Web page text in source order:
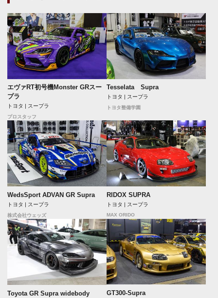
エヴァRT初号機Monster GRスー
プラ
トヨタ | スープラ
プロスタッフ
Tesselata Supra
トヨタ | スープラ
トヨタ整備学園
WedsSport ADVAN GR Supra
トヨタ | スープラ
株式会社ウェッズ
RIDOX SUPRA
トヨタ | スープラ
MAX ORIDO
Toyota GR Supra widebody GT300-Supra